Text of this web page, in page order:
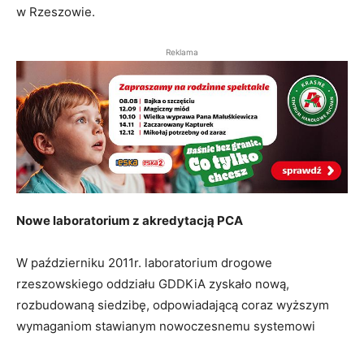
w Rzeszowie.
Reklama
Nowe laboratorium z akredytacją PCA
W październiku 2011r. laboratorium drogowe
rzeszowskiego oddziału GDDKiA zyskało nową,
rozbudowaną siedzibę, odpowiadającą coraz wyższym
wymaganiom stawianym nowoczesnemu systemowi